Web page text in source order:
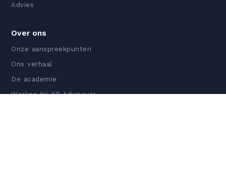
Advies
Over ons
Onze aanspreekpunten
Ons verhaal
De academie
Werken bij KP Adviseurs